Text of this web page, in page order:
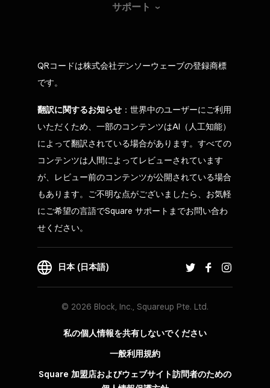
サポート
QRコードは株式会社デンソーウェーブの登録商標
です。
翻訳に関するお知らせ ：世界中のユーザーにご利用
いただくため、一部のコンテンツはAI（人工知能）
によって翻訳されている場合があります。すべての
コンテンツは人間によってレビューされています
が、レビュー前のコンテンツが公開されている場合
もあります。ご不明な点がございましたら、お気軽
にご希望の言語でSquare サポートまでお問い合わ
せください。
日本 (日本語)
© 2026 Block, Inc., Squareup Pte. Ltd.
私の個人情報を共有しないでください
一般利用規約
Square 加盟店およびウェブサイト訪問者の​ための​